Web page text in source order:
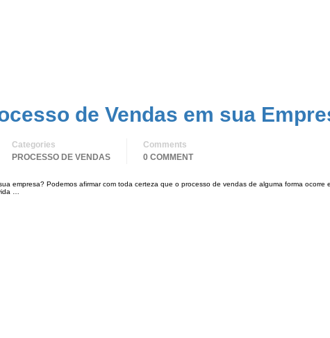
de Vendas em sua
Categories
PROCESSO DE VENDAS
Comments
0 COMMENT
empresa? Podemos afirmar com toda certeza que o processo de vendas de alguma forma ocorre
…